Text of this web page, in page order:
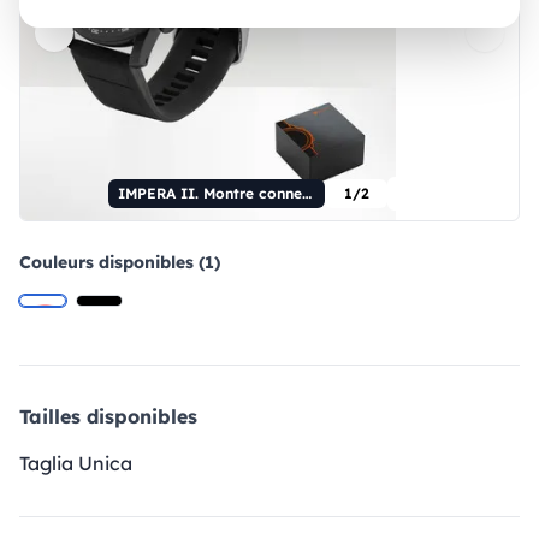
IMPERA II. Montre connectée avec bracelet en silicone 1/2
Couleurs disponibles (1)
Tailles disponibles
Taglia Unica